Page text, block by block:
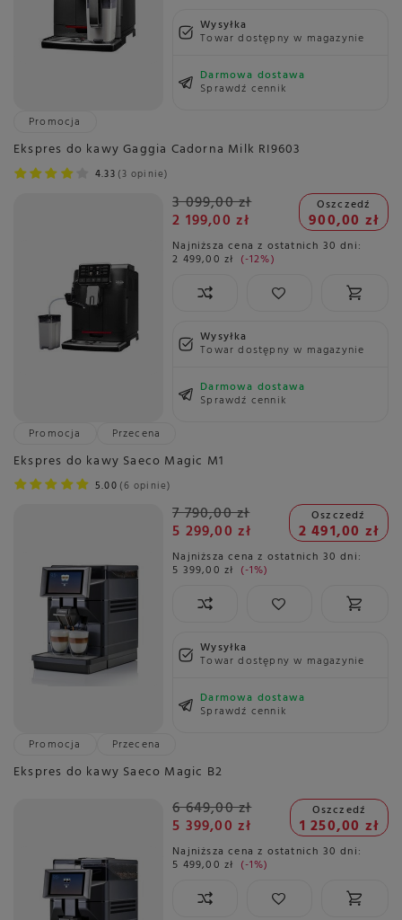
Wysyłka
Towar dostępny w magazynie
Darmowa dostawa
Sprawdź cennik
Promocja
Ekspres do kawy Gaggia Cadorna Milk RI9603
4.33 3 opinie
3 099,00 zł
2 199,00 zł
Oszczedź
900,00 zł
Najniższa cena z ostatnich 30 dni:
2 499,00 zł -12%
Wysyłka
Towar dostępny w magazynie
Darmowa dostawa
Sprawdź cennik
Promocja
Przecena
Ekspres do kawy Saeco Magic M1
5.00 6 opinie
7 790,00 zł
5 299,00 zł
Oszczedź
2 491,00 zł
Najniższa cena z ostatnich 30 dni:
5 399,00 zł -1%
Wysyłka
Towar dostępny w magazynie
Darmowa dostawa
Sprawdź cennik
Promocja
Przecena
Ekspres do kawy Saeco Magic B2
6 649,00 zł
5 399,00 zł
Oszczedź
1 250,00 zł
Najniższa cena z ostatnich 30 dni:
5 499,00 zł -1%